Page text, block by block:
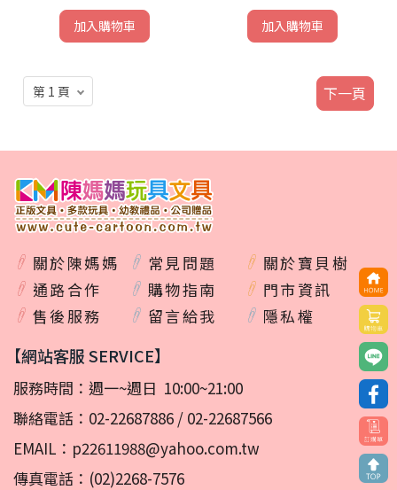
加入購物車 加入購物車
下一頁
關於陳媽媽 常見問題
關於寶貝樹
通路合作
購物指南
門市資訊
售後服務
留言給我 隱私權
【網站客服 SERVICE】
服務時間：週一~週日 10:00~21:00
聯絡電話： 02-22687886 / 02-22687566
EMAIL： p22611988@yahoo.com.tw
傳真電話：(02)2268-7576